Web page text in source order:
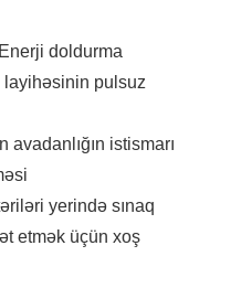
doldurma
layihəsinin pulsuz
istismarı
yerində sınaq
etmək üçün xoş